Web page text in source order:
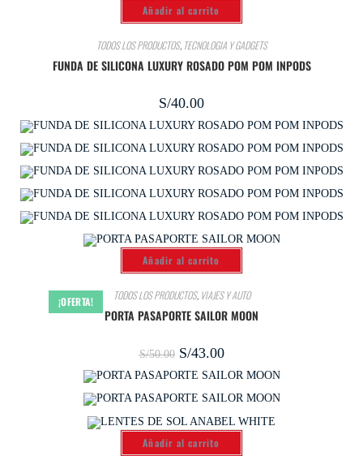
Añadir al carrito
TODOS LOS PRODUCTOS, TECNOLOGIA Y GADGETS
FUNDA DE SILICONA LUXURY ROSADO POM POM INPODS
S/40.00
¡OFERTA!
Añadir al carrito
TODOS LOS PRODUCTOS, VIAJES Y AUTO
PORTA PASAPORTE SAILOR MOON
S/50.00 S/43.00
Añadir al carrito